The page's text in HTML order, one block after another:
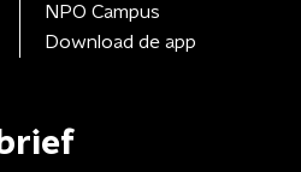
NPO Campus
Download de app